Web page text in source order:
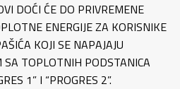
DOĆI ĆE DO PRIVREMENE
ENERGIJE ZA KORISNIKE
KOJI SE NAPAJAJU
TOPLOTNIH PODSTANICA
1” I “PROGRES 2”.